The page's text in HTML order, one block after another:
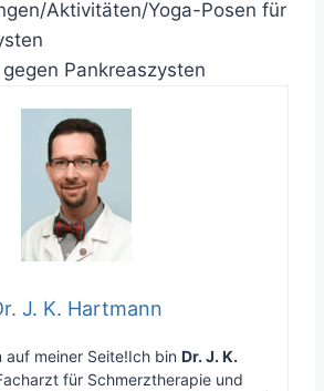
Aktivitäten/Yoga-Posen für
Pankreaszysten
J. K. Hartmann
auf meiner Seite!Ich bin Dr. J. K.
für Schmerztherapie und